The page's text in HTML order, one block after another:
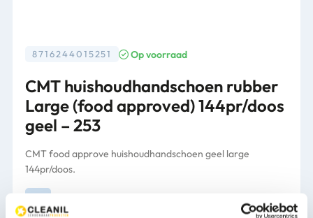
8716244015251 Op voorraad
CMT huishoudhandschoen rubber
Large (food approved) 144pr/doos
geel – 253
CMT food approve huishoudhandschoen geel large
144pr/doos.